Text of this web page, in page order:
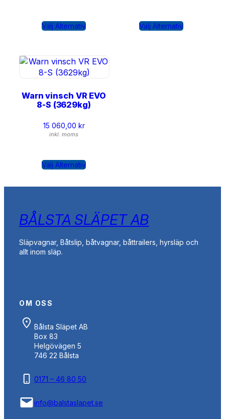
Välj Alternativ Välj Alternativ
Warn vinsch VR EVO
8-S (3629kg)
15 060,00 kr
inkl. moms
Välj Alternativ
BÅLSTA SLÄPET AB
Släpvagnar, Båtslip, båtvagnar, båttrailers, hyrsläp och
allt inom släp.
OM OSS
Bålsta Släpet AB
Box 83
Helgövägen 5
746 22 Bålsta
0171 – 46 80 50
info@balstaslapet.se